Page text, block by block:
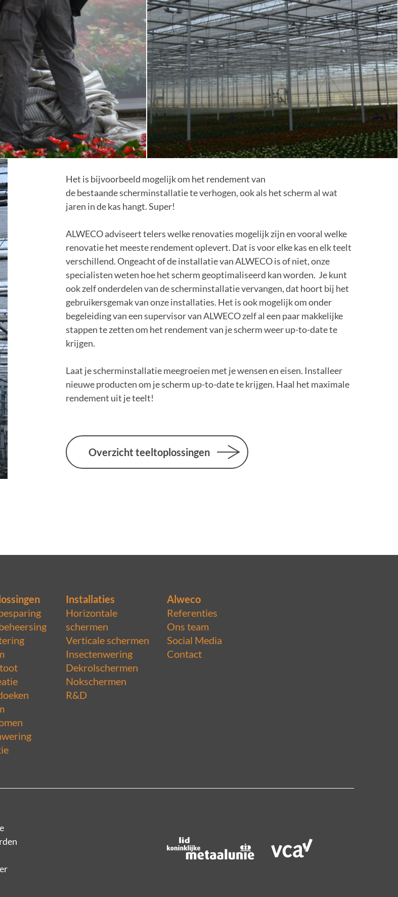
Het is bijvoorbeeld mogelijk om het rendement van
de bestaande scherminstallatie te verhogen, ook als het scherm al wat
jaren in de kas hangt. Super!
ALWECO adviseert telers welke renovaties mogelijk zijn en vooral welke
renovatie het meeste rendement oplevert. Dat is voor elke kas en elk teelt
verschillend. Ongeacht of de installatie van ALWECO is of niet, onze
specialisten weten hoe het scherm geoptimaliseerd kan worden. Je kunt
ook zelf onderdelen van de scherminstallatie vervangen, dat hoort bij het
gebruikersgemak van onze installaties. Het is ook mogelijk om onder
begeleiding van een supervisor van ALWECO zelf al een paar makkelijke
stappen te zetten om het rendement van je scherm weer up-to-date te
krijgen.
Laat je scherminstallatie meegroeien met je wensen en eisen. Installeer
nieuwe producten om je scherm up-to-date te krijgen. Haal het maximale
rendement uit je teelt!
Overzicht teeltoplossingen
Installaties
Horizontale
schermen
Verticale schermen
Insectenwering
Dekrolschermen
Nokschermen
R&D
Alweco
Referenties
Ons team
Social Media
Contact